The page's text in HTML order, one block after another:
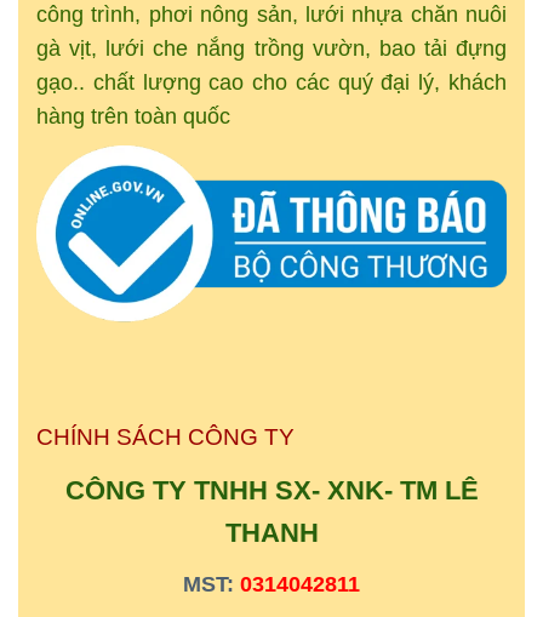
công trình, phơi nông sản, lưới nhựa chăn nuôi
gà vịt, lưới che nắng trồng vườn, bao tải đựng
gạo.. chất lượng cao cho các quý đại lý, khách
hàng trên toàn quốc
CHÍNH SÁCH CÔNG TY
CÔNG TY TNHH SX- XNK- TM LÊ
THANH
MST: 0314042811